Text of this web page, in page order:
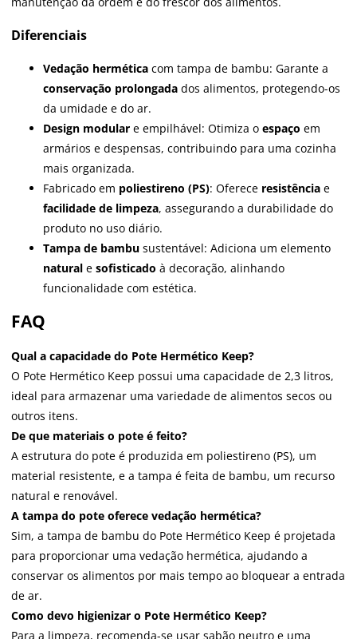
Diferenciais
Vedação hermética com tampa de bambu: Garante a
conservação prolongada dos alimentos, protegendo-os
da umidade e do ar.
Design modular e empilhável: Otimiza o espaço em
armários e despensas, contribuindo para uma cozinha
mais organizada.
Fabricado em poliestireno (PS): Oferece resistência e
facilidade de limpeza, assegurando a durabilidade do
produto no uso diário.
Tampa de bambu sustentável: Adiciona um elemento
natural e sofisticado à decoração, alinhando
funcionalidade com estética.
FAQ
Qual a capacidade do Pote Hermético Keep?
O Pote Hermético Keep possui uma capacidade de 2,3 litros,
ideal para armazenar uma variedade de alimentos secos ou
outros itens.
De que materiais o pote é feito?
A estrutura do pote é produzida em poliestireno (PS), um
material resistente, e a tampa é feita de bambu, um recurso
natural e renovável.
A tampa do pote oferece vedação hermética?
Sim, a tampa de bambu do Pote Hermético Keep é projetada
para proporcionar uma vedação hermética, ajudando a
conservar os alimentos por mais tempo ao bloquear a entrada
de ar.
Como devo higienizar o Pote Hermético Keep?
Para a limpeza, recomenda-se usar sabão neutro e uma